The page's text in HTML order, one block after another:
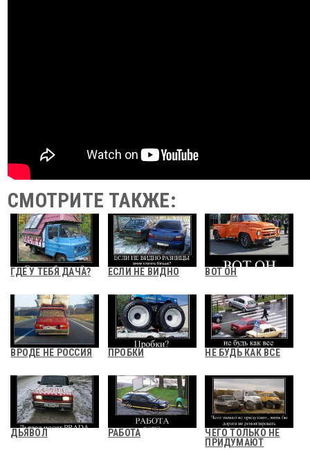
СМОТРИТЕ ТАКЖЕ:
ГДЕ У ТЕБЯ ДАЧА? ЕСЛИ НЕ ВИДНО ВОТ ОН
ВРОДЕ НЕ РОССИЯ ПРОБКИ НЕ БУДЬ КАК ВСЕ
ДЬЯВОЛ РАБОТА
ЧЕГО ТОЛЬКО НЕ
ПРИДУМАЮТ